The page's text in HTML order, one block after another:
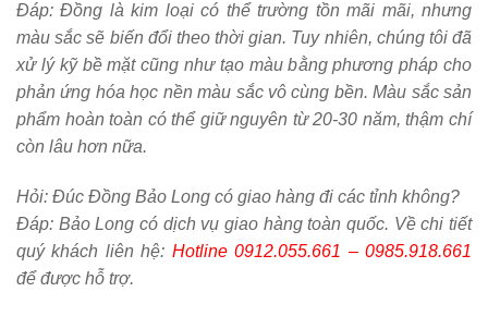
Đáp: Đồng là kim loại có thể trường tồn mãi mãi, nhưng
màu sắc sẽ biến đổi theo thời gian. Tuy nhiên, chúng tôi đã
xử lý kỹ bề mặt cũng như tạo màu bằng phương pháp cho
phản ứng hóa học nền màu sắc vô cùng bền. Màu sắc sản
phẩm hoàn toàn có thể giữ nguyên từ 20-30 năm, thậm chí
còn lâu hơn nữa.
Hỏi: Đúc Đồng Bảo Long có giao hàng đi các tỉnh không?
Đáp: Bảo Long có dịch vụ giao hàng toàn quốc. Về chi tiết
quý khách liên hệ: Hotline 0912.055.661 – 0985.918.661
để được hỗ trợ.